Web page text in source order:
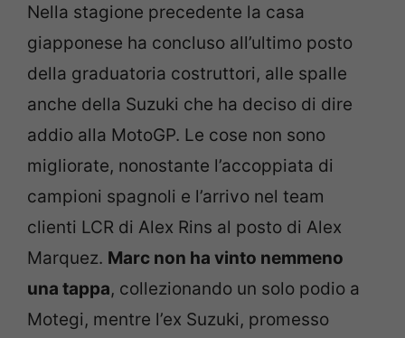
Nella stagione precedente la casa
giapponese ha concluso all’ultimo posto
della graduatoria costruttori, alle spalle
anche della Suzuki che ha deciso di dire
addio alla MotoGP. Le cose non sono
migliorate, nonostante l’accoppiata di
campioni spagnoli e l’arrivo nel team
clienti LCR di Alex Rins al posto di Alex
Marquez. Marc non ha vinto nemmeno
una tappa, collezionando un solo podio a
Motegi, mentre l’ex Suzuki, promesso